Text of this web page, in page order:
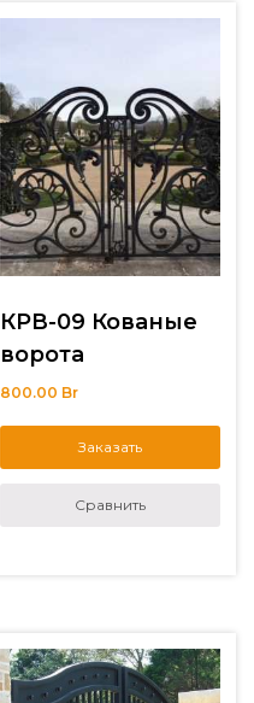
КРВ-09 Кованые
ворота
800.00 Br
Заказать
Сравнить